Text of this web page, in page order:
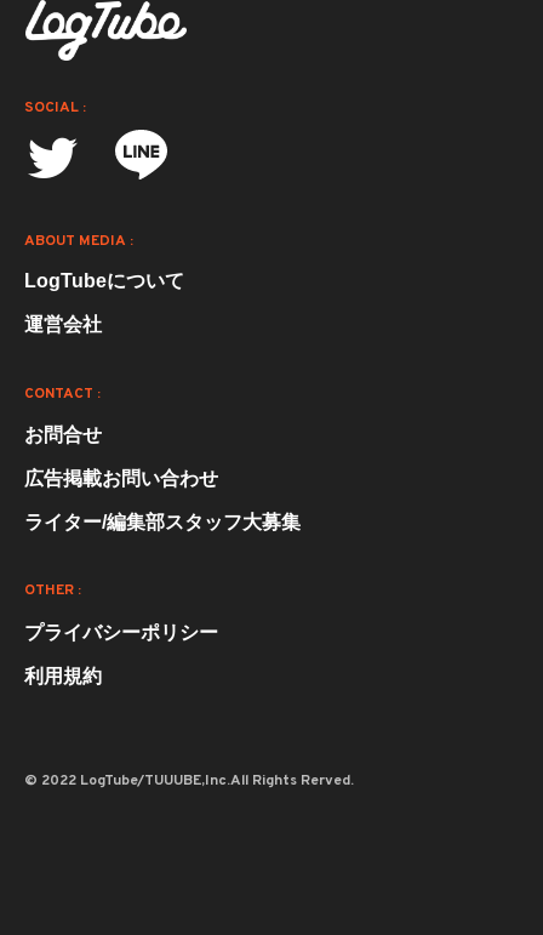
SOCIAL :
ABOUT MEDIA :
LogTubeについて
運営会社
CONTACT :
お問合せ
広告掲載お問い合わせ
ライター/編集部スタッフ大募集
OTHER :
プライバシーポリシー
利用規約
© 2022 LogTube/TUUUBE,Inc.All Rights Rerved.